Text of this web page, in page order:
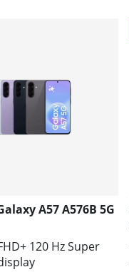
A57 A576B 5G
120 Hz Super